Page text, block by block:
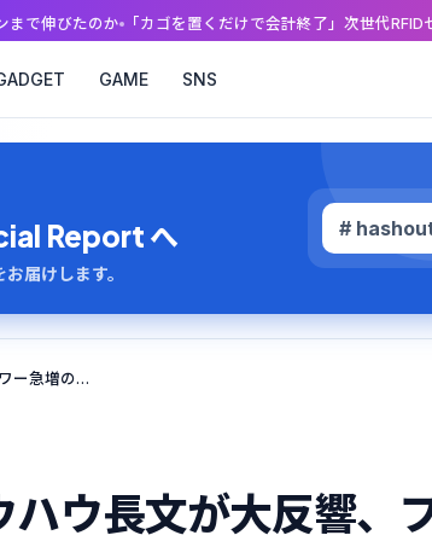
を置くだけで会計終了」次世代RFIDセルフレジは、封鎖
GAME SNS
Report へ
届けします。
#
元警察官ぱうう氏のX運用ノウハウ長文が大反響、フォロワー急増の秘訣公開
ウ長文が大反響、